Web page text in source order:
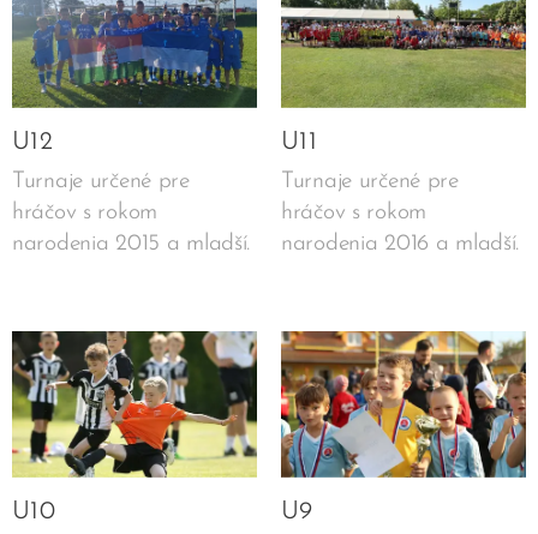
U12
Turnaje určené pre
hráčov s rokom
narodenia 2015 a mladší.
U11
Turnaje určené pre
hráčov s rokom
narodenia 2016 a mladší.
U10 U9